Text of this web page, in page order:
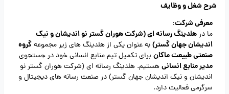
شرح شغل و وظایف
معرفی شرکت:
ما درهلدینگ رسانه ای (شرکت هوران گستر نو اندیشان و نیک
اندیشان جهان گستر)به عنوان یکی از هلدینگ های زیر مجموعهگروه
صنعتی طبیعت ماکان برای تکمیل تیم منابع انسانی خود در جستجوی
مدیر منابع انسانیهستیم. هلدینگ رسانه ای (شرکت هوران گستر نو
اندیشان و نیک اندیشان جهان گستر) در صنعت رسانه های دیجیتال و
سرگرمی فعالیت دارد.